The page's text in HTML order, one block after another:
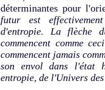
déterminantes pour
futur est
d'entropie. La flèche
commencent comme
commencent jamais
son envol dans l'état
entropie, de l'Univers